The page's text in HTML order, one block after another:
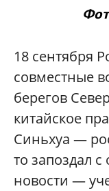
18 сентября
совместные
берегов
китайское
Синьхуа —
то запоздал
новости —